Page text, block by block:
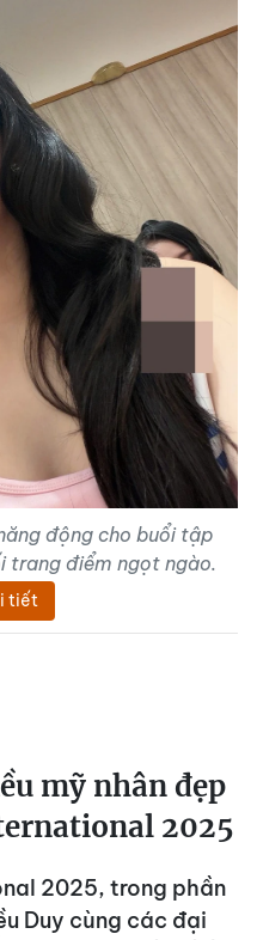
động cho buổi tập
trang điểm ngọt ngào.
tiết
mỹ nhân đẹp
2025
2025, trong phần
Duy cùng các đại